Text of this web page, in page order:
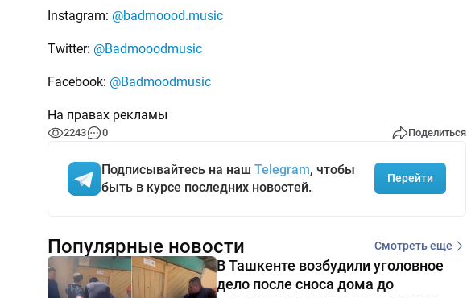
Instagram: @badmoood.music
Twitter: @Badmooodmusic
Facebook: @Badmoodmusic
На правах рекламы
2243 0 Поделиться
Подписывайтесь на наш Telegram, чтобы
быть в курсе последних новостей.
Перейти
Популярные новости Смотреть еще
В Ташкенте возбудили уголовное
дело после сноса дома до